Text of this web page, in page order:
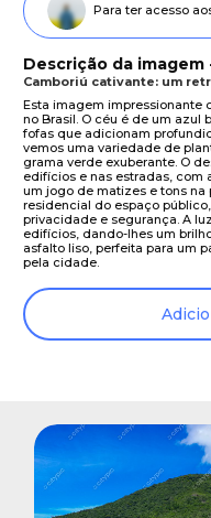
Para ter acesso
Descrição da imagem
Camboriú cativante: um
Esta imagem impressionante
no Brasil. O céu é de um azul
fofas que adicionam
vemos uma variedade de
grama verde exuberante. O
edifícios e nas estradas, com
um jogo de matizes e tons na
residencial do espaço
privacidade e segurança. A
edifícios, dando-lhes um
asfalto liso, perfeita para um
pela cidade.